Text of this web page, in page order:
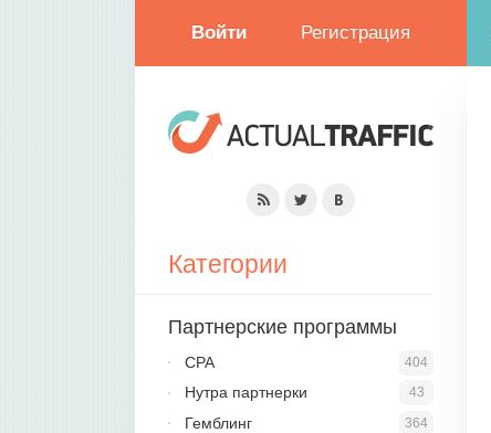
Войти Регистрация
Категории
Партнерские программы
404
CPA
43
Нутра партнерки
364
Гемблинг